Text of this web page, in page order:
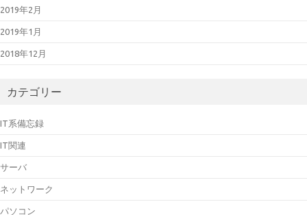
2019年2月
2019年1月
2018年12月
カテゴリー
IT系備忘録
IT関連
サーバ
ネットワーク
パソコン